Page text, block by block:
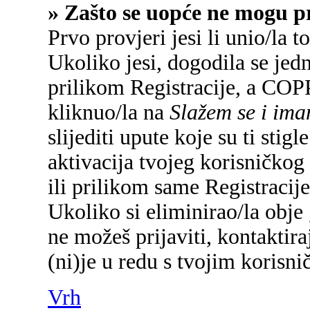
» Zašto se uopće ne mogu
Prvo provjeri jesi li unio/la
Ukoliko jesi, dogodila se
prilikom Registracije, a
kliknuo/la na Slažem se i
slijediti upute koje su ti
aktivacija tvojeg
ili prilikom same
Ukoliko si eliminirao/la obje
ne možeš prijaviti,
(ni)je u redu s tvojim
Vrh